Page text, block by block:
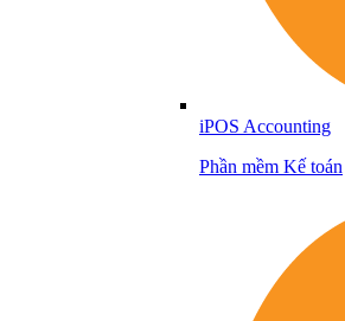
iPOS Accounting
Phần mềm Kế toán